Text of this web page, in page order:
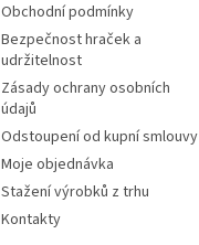
Obchodní podmínky
Bezpečnost hraček a
udržitelnost
Zásady ochrany osobních
údajů
Odstoupení od kupní smlouvy
Moje objednávka
Stažení výrobků z trhu
Kontakty